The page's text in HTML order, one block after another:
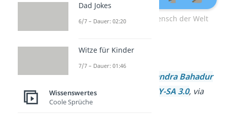
Zum Video: Größter Mensch der Welt
Bildquellen:
1. Ashish Lohorung
Chandra Bahadur
Dangi in Sydney
CC BY-SA 3.0, via
Wikimedia Commons
Dad Jokes
6/7 – Dauer: 02:20
Witze für Kinder
7/7 – Dauer: 01:46
Wissenswertes
Coole Sprüche